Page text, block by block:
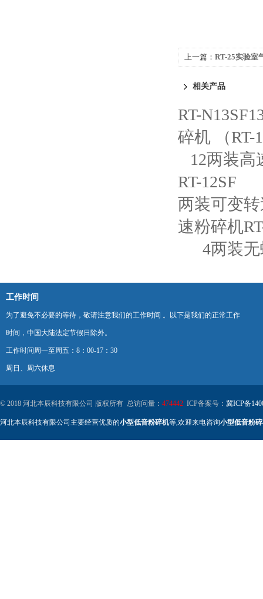
上一篇： RT-25实验室
相关产品
RT-
碎机 （RT-
12两装高
RT-12SF
两装可变转
速粉碎机
4两装
工作时间
为了避免不必要的等待，敬请注意我们的工作时间 。以下是我们的正常工作
时间，中国大陆法定节假日除外。
工作时间周一至周五：8：00-17：30
周日、周六休息
© 2018 河北本辰科技有限公司 版权所有 总访问量： 474442 ICP备案号： 冀ICP备
河北本辰科技有限公司主要经营优质的小型低音粉碎机等,欢迎来电咨询小型低音粉